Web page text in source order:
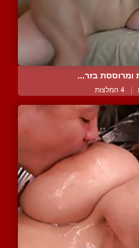
ומרוססת בזר...
| 4 המלצות